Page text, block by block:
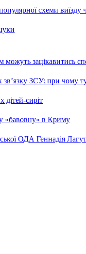
схеми виїзду
можуть зацікавитись
ЗСУ: при чому
дітей-сиріт
«бавовну» в Криму
ОДА Геннадія